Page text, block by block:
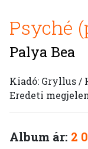
Psyché
Palya Bea
Kiadó: Gryllus /
Eredeti
Album ár: 2